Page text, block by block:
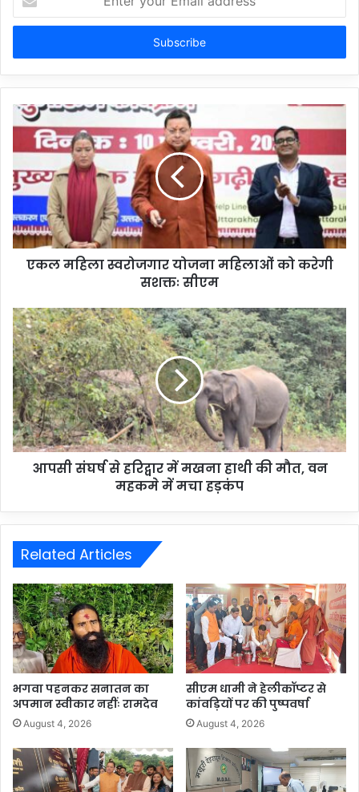
your
Email
एकल महिला स्वरोजगार योजना महिलाओं को करेगी
सशक्तः सीएम
आपसी संघर्ष से हरिद्वार में मखना हाथी की मौत, वन
महकमे में मचा हड़कंप
Related Articles
भगवा पहनकर सनातन का
अपमान स्वीकार नहींः रामदेव
August 4, 2026
सीएम धामी ने हेलीकॉप्टर से
कांवड़ियों पर की पुष्पवर्षा
August 4, 2026